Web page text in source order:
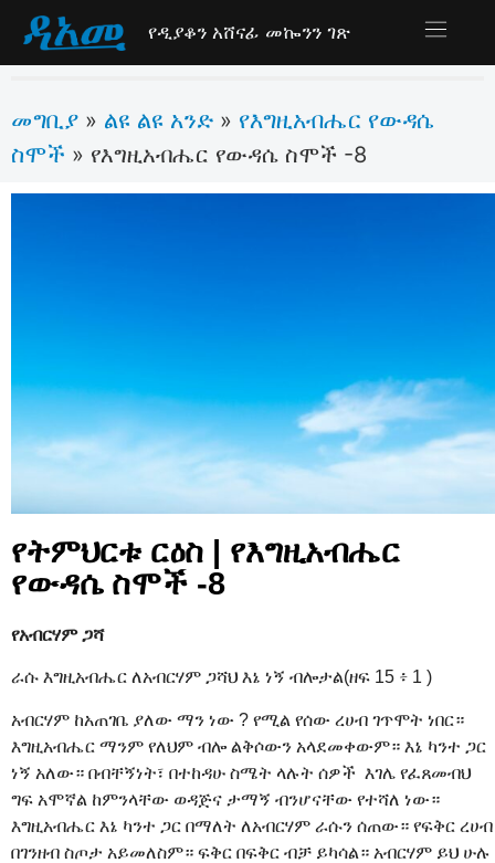
የዲያቆን አሸናፊ መኰንን ገጽ
መግቢያ » ልዩ ልዩ አንድ » የእግዚአብሔር የውዳሴ
ስሞች » የእግዚአብሔር የውዳሴ ስሞች -8
የትምህርቱ ርዕስ | የእግዚአብሔር
የውዳሴ ስሞች -8
የአብርሃም ጋሻ
ራሱ እግዚአብሔር ለአብርሃም ጋሻህ እኔ ነኝ ብሎታል(ዘፍ 15 ፥ 1 )
አብርሃም ከአጠገቤ ያለው ማን ነው ? የሚል የሰው ረሀብ ገጥሞት ነበር።
እግዚአብሔር ማንም የለህም ብሎ ልቅሶውን አላደመቀውም። እኔ ካንተ ጋር
ነኝ አለው። በብቸኝነት፣ በተከዳሁ ስሜት ላሉት ሰዎች እገሌ የፈጸመብህ
ግፍ አሞኛል ከምንላቸው ወዳጅና ታማኝ ብንሆናቸው የተሻለ ነው።
እግዚአብሔር እኔ ካንተ ጋር በማለት ለአብርሃም ራሱን ሰጠው። የፍቅር ረሀብ
በገንዘብ ስጦታ አይመለስም። ፍቅር በፍቅር ብቻ ይካሳል። አብርሃም ይህ ሁሉ